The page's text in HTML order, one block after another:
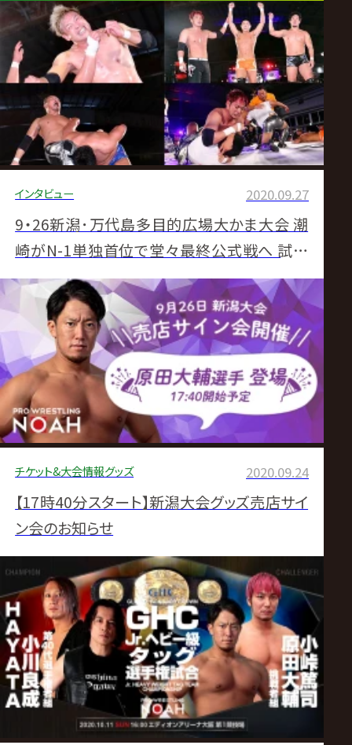
インタビュー 2020.09.27
9・26新潟･万代島多目的広場大かま大会 潮
崎がN-1単独首位で堂々最終公式戦へ 試合
後コメント
チケット&大会情報グッズ 2020.09.24
【17時40分スタート】新潟大会グッズ売店サイ
ン会のお知らせ